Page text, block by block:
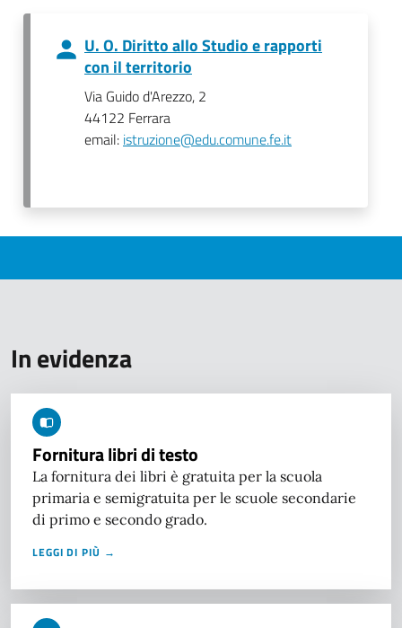
U. O. Diritto allo Studio e rapporti
con il territorio
Via Guido d'Arezzo, 2
44122 Ferrara
email: istruzione@edu.comune.fe.it
In evidenza
Fornitura libri di testo
La fornitura dei libri è gratuita per la scuola
primaria e semigratuita per le scuole secondarie
di primo e secondo grado.
LEGGI DI PIÙ →